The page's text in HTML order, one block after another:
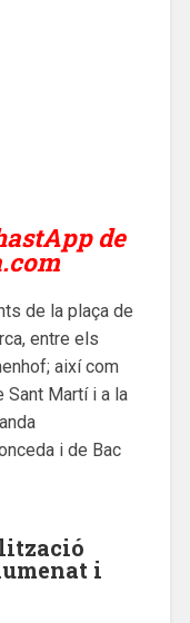
de
de la plaça de
entre els
així com
Sant Martí i a la
i de Bac
i